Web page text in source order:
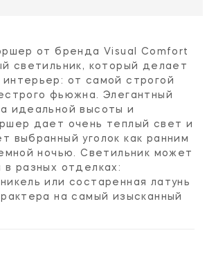
от бренда Visual Comfort
светильник, который делает
от самой строгой
фьюжна. Элегантный
идеальной высоты и
дает очень теплый свет и
выбранный уголок как ранним
ночью. Светильник может
в разных отделках:
или состаренная латунь
на самый изысканный